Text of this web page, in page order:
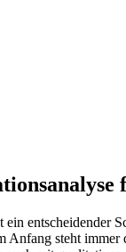
ein entscheidender
Anfang steht